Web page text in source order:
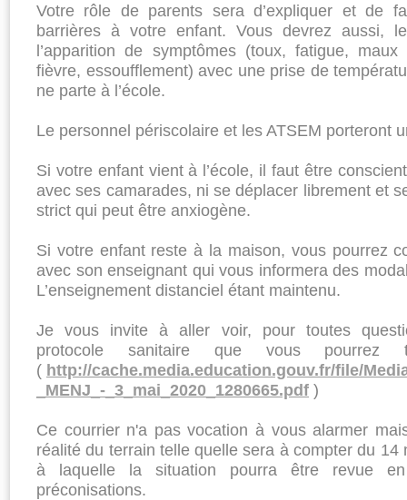
Votre rôle de parents sera d’expliquer et de
barrières à votre enfant. Vous devrez aussi,
l’apparition de symptômes (toux, fatigue,
fièvre, essoufflement) avec une prise de
ne parte à l’école.
Le personnel périscolaire et les ATSEM porteront
Si votre enfant vient à l’école, il faut être
avec ses camarades, ni se déplacer librement et
strict qui peut être anxiogène.
Si votre enfant reste à la maison, vous pourrez
avec son enseignant qui vous informera des
L’enseignement distanciel étant maintenu.
Je vous invite à aller voir, pour toutes
protocole sanitaire que vous pourrez
( http://cache.media.education.gouv.fr/file/
_MENJ_-_3_mai_2020_1280665.pdf )
Ce courrier n'a pas vocation à vous alarmer
réalité du terrain telle quelle sera à compter du 14
à laquelle la situation pourra être revue
préconisations.